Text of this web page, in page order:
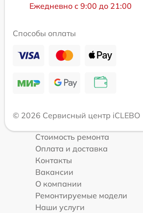
Ежедневно с 9:00 до 21:00
Способы оплаты
© 2026 Сервисный центр iCLEBO
Стоимость ремонта
Оплата и доставка
Контакты
Вакансии
О компании
Ремонтируемые модели
Наши услуги